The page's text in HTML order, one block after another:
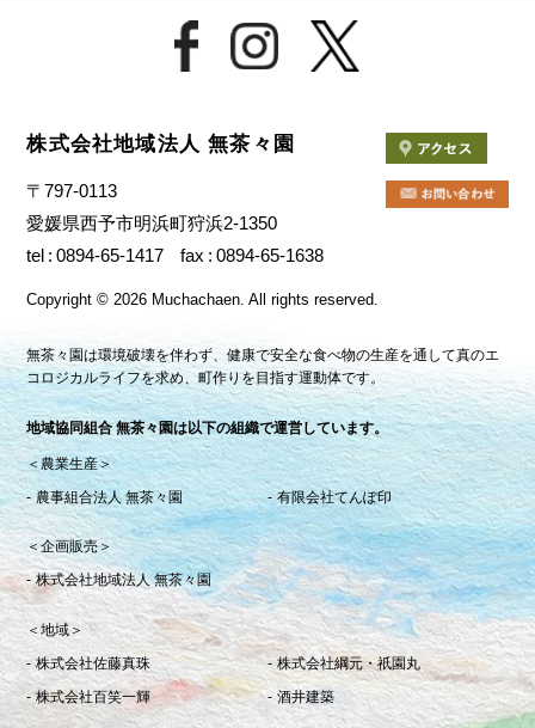
株式会社地域法人 無茶々園
〒797-0113
愛媛県西予市明浜町狩浜2-1350
tel
0894-65-1417 fax 0894-65-1638
Copyright© 2026 Muchachaen.All rights reserved.
無茶々園は環境破壊を伴わず、健康で安全な食べ物の生産を通して真のエ
コロジカルライフを求め、町作りを目指す運動体です。
地域協同組合 無茶々園は以下の組織で運営しています。
＜農業生産＞
農事組合法人 無茶々園
有限会社てんぽ印
＜企画販売＞
株式会社地域法人 無茶々園
＜地域＞
株式会社佐藤真珠
株式会社綱元・祇園丸
株式会社百笑一輝
酒井建築